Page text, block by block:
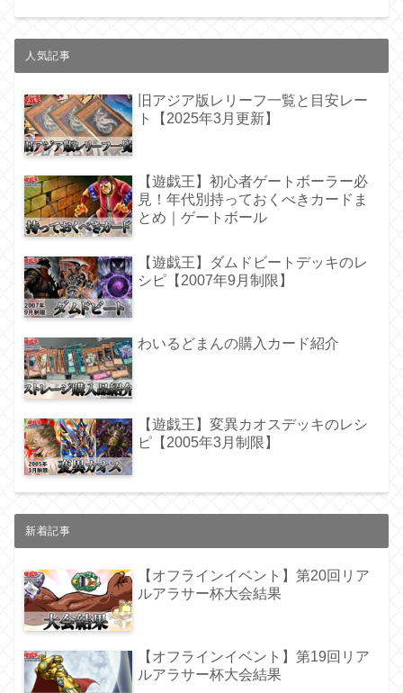
人気記事
旧アジア版レリーフ一覧と目安レー
ト【2025年3月更新】
【遊戯王】初心者ゲートボーラー必
見！年代別持っておくべきカードま
とめ｜ゲートボール
【遊戯王】ダムドビートデッキのレ
シピ【2007年9月制限】
わいるどまんの購入カード紹介
【遊戯王】変異カオスデッキのレシ
ピ【2005年3月制限】
新着記事
【オフラインイベント】第20回リア
ルアラサー杯大会結果
【オフラインイベント】第19回リア
ルアラサー杯大会結果